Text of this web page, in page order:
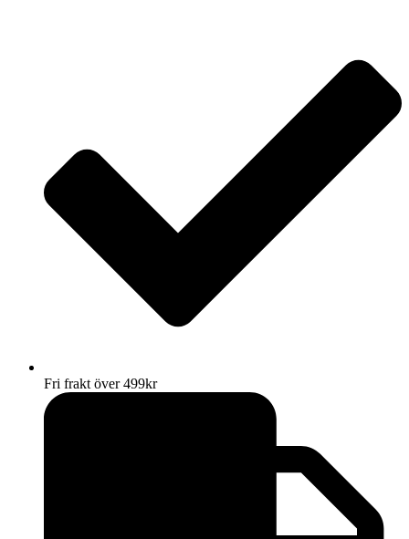
Fri frakt över 499kr